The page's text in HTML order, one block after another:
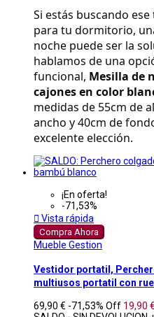
Si estás buscando
para tu dormitorio,
noche puede ser la
hablamos de una
funcional, Mesilla de
cajones en color
medidas de 55cm de
ancho y 40cm de
excelente elección.
¡En oferta!
-71,53%
 Vista rápida
Compra Ahora
Mueble Gestion
Vestidor portatil,
multiusos portatil con
69,90 € -71,53% Off 19,90 €